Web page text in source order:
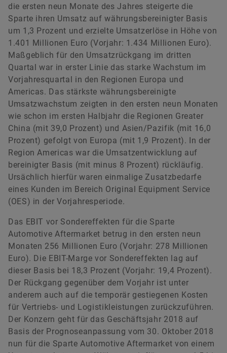
die ersten neun Monate des Jahres steigerte die
Sparte ihren Umsatz auf währungsbereinigter Basis
um 1,3 Prozent und erzielte Umsatzerlöse in Höhe von
1.401 Millionen Euro (Vorjahr: 1.434 Millionen Euro).
Maßgeblich für den Umsatzrückgang im dritten
Quartal war in erster Linie das starke Wachstum im
Vorjahresquartal in den Regionen Europa und
Americas. Das stärkste währungsbereinigte
Umsatzwachstum zeigten in den ersten neun Monaten
wie schon im ersten Halbjahr die Regionen Greater
China (mit 39,0 Prozent) und Asien/Pazifik (mit 16,0
Prozent) gefolgt von Europa (mit 1,9 Prozent). In der
Region Americas war die Umsatzentwicklung auf
bereinigter Basis (mit minus 8 Prozent) rückläufig.
Ursächlich hierfür waren einmalige Zusatzbedarfe
eines Kunden im Bereich Original Equipment Service
(OES) in der Vorjahresperiode.
Das EBIT vor Sondereffekten für die Sparte
Automotive Aftermarket betrug in den ersten neun
Monaten 256 Millionen Euro (Vorjahr: 278 Millionen
Euro). Die EBIT-Marge vor Sondereffekten lag auf
dieser Basis bei 18,3 Prozent (Vorjahr: 19,4 Prozent).
Der Rückgang gegenüber dem Vorjahr ist unter
anderem auch auf die temporär gestiegenen Kosten
für Vertriebs- und Logistikleistungen zurückzuführen.
Der Konzern geht für das Geschäftsjahr 2018 auf
Basis der Prognoseanpassung vom 30. Oktober 2018
nun für die Sparte Automotive Aftermarket von einem